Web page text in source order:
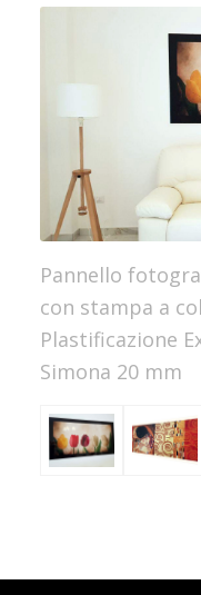
Pannello
con stampa a
Plastificazione
Simona 20 mm